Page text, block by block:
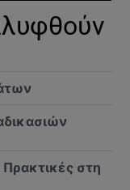
Πρακτικές στη